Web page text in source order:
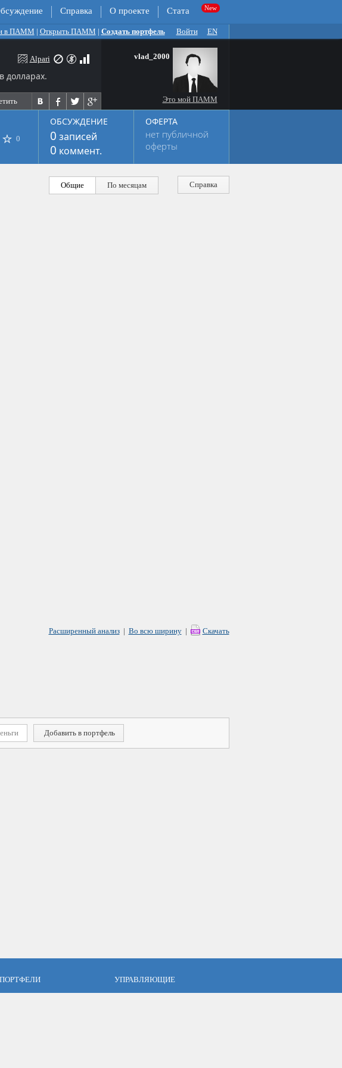
Справка О проекте Стата
в ПАММ | Открыть ПАММ | Создать портфель Войти EN
долларах.
Alpari vlad_2000
Это мой ПАММ
0
ОБСУЖДЕНИЕ
0 записей
0 коммент.
ОФЕРТА
нет публичной
оферты
Справка
Общие По месяцам
Расширенный анализ| Во всю ширину| Скачать
Добавить в портфель
ПОРТФЕЛИ
УПРАВЛЯЮЩИЕ